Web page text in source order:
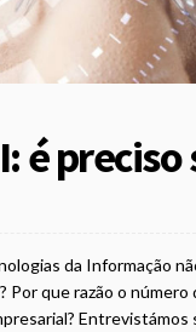
é preciso
da Informação
Por que razão o